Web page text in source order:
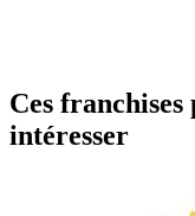
Ces franchises
intéresser